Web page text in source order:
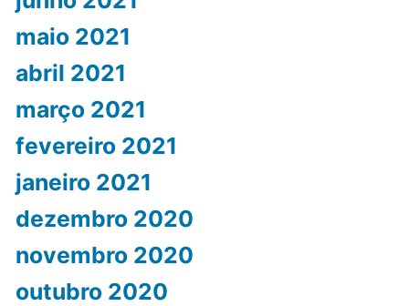
maio 2021
abril 2021
março 2021
fevereiro 2021
janeiro 2021
dezembro 2020
novembro 2020
outubro 2020